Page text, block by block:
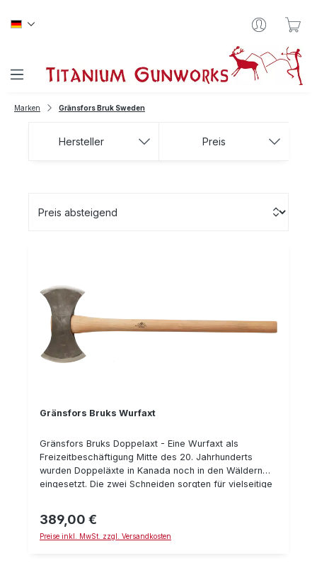
Marken Gränsfors Bruk Sweden
Hersteller Preis
Gränsfors Bruks Wurfaxt
Gränsfors Bruks Doppelaxt - Eine Wurfaxt als
Freizeitbeschäftigung Mitte des 20. Jahrhunderts
wurden Doppeläxte in Kanada noch in den Wäldern
eingesetzt. Die zwei Schneiden sorgten für vielseitige
dieses Modell vielmehr, als Wurfaxt auf Zielscheiben,
der Freizeitbeschäftigung. Details : Länge mit Stiel: 75
Regulärer Preis:
389,00 €
Preise inkl. MwSt. zzgl. Versandkosten